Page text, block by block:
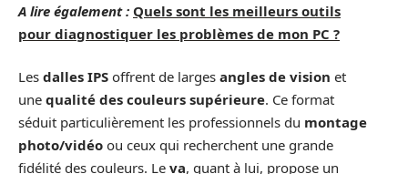
A lire également : Quels sont les meilleurs outils
pour diagnostiquer les problèmes de mon PC ?
Les dalles IPS offrent de larges angles de vision et
une qualité des couleurs supérieure. Ce format
séduit particulièrement les professionnels du montage
photo/vidéo ou ceux qui recherchent une grande
fidélité des couleurs. Le va, quant à lui, propose un